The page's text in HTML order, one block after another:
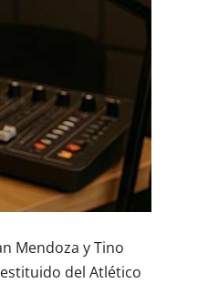
Mendoza y Tino
del Atlético